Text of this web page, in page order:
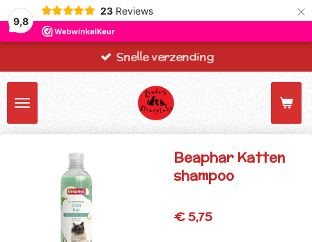
9,8
23 Reviews ×
Snelle verzending
Beaphar Katten
shampoo
€ 5,75